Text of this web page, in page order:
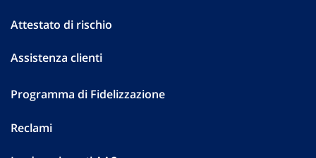
Attestato di rischio
Assistenza clienti
Programma di Fidelizzazione
Reclami